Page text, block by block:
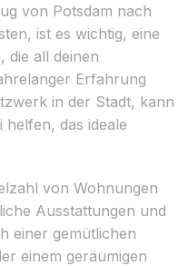
von Potsdam nach
ist es wichtig, eine
die all deinen
Erfahrung
in der Stadt, kann
das ideale
von Wohnungen
Ausstattungen und
einer gemütlichen
einem geräumigen